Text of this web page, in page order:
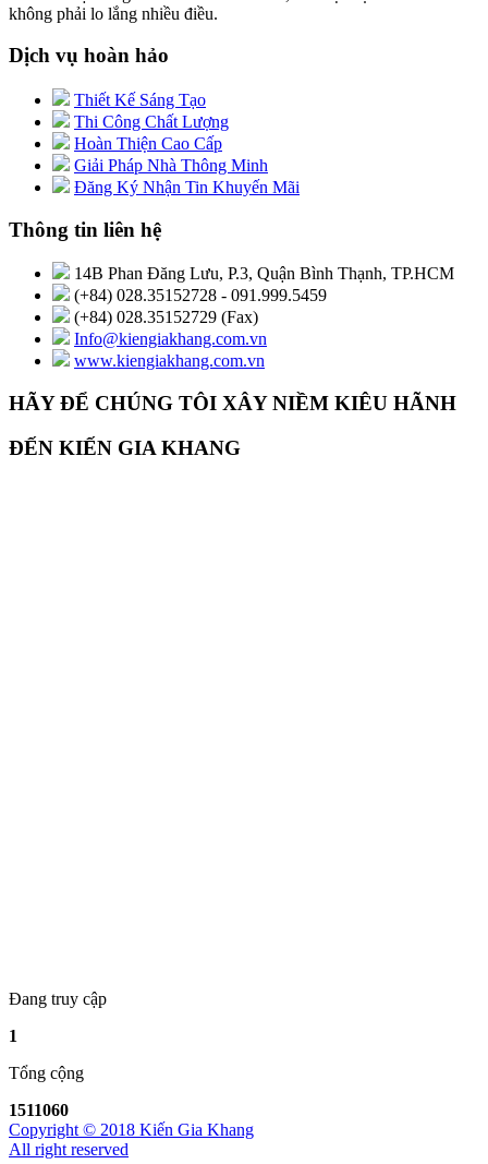
không phải lo lắng nhiều điều.
Dịch vụ hoàn hảo
Thiết Kế Sáng Tạo
Thi Công Chất Lượng
Hoàn Thiện Cao Cấp
Giải Pháp Nhà Thông Minh
Đăng Ký Nhận Tin Khuyến Mãi
Thông tin liên hệ
14B Phan Đăng Lưu, P.3, Quận Bình Thạnh, TP.HCM
(+84) 028.35152728 - 091.999.5459
(+84) 028.35152729 (Fax)
Info@kiengiakhang.com.vn
www.kiengiakhang.com.vn
HÃY ĐỂ CHÚNG TÔI XÂY NIỀM KIÊU HÃNH
ĐẾN KIẾN GIA KHANG
Đang truy cập
1
Tổng cộng
1511060
Copyright © 2018 Kiến Gia Khang
All right reserved